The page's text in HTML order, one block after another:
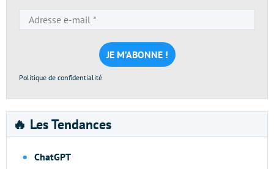
e-
mail
*
Politique de confidentialité
🔥 Les Tendances
ChatGPT